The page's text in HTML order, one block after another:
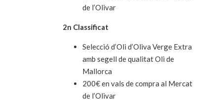
de l’Olivar
2n Classificat
Selecció d’Oli d’Oliva Verge Extra
amb segell de qualitat Oli de
Mallorca
200€ en vals de compra al Mercat
de l’Olivar